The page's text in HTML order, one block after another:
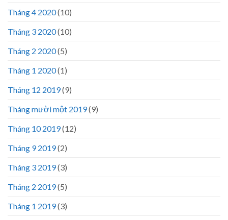
Tháng 4 2020(10)
Tháng 3 2020(10)
Tháng 2 2020(5)
Tháng 1 2020(1)
Tháng 12 2019(9)
Tháng mười một 2019(9)
Tháng 10 2019(12)
Tháng 9 2019(2)
Tháng 3 2019(3)
Tháng 2 2019(5)
Tháng 1 2019(3)